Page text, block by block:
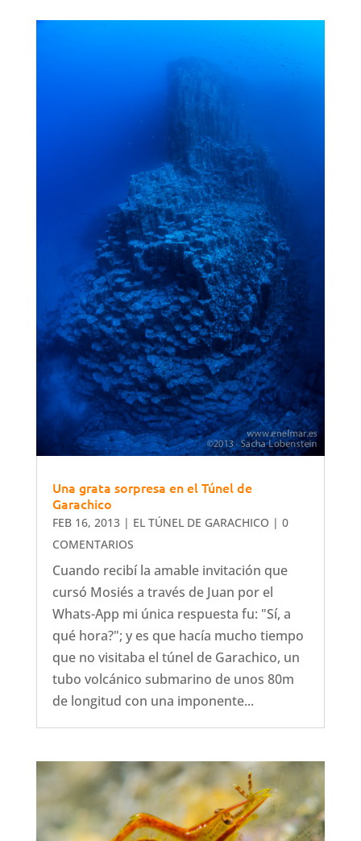
Una grata sorpresa en el Túnel de
Garachico
FEB 16, 2013| EL TÚNEL DE GARACHICO | 0
COMENTARIOS
Cuando recibí la amable invitación que
cursó Mosiés a través de Juan por el
Whats-App mi única respuesta fu: "Sí, a
qué hora?"; y es que hacía mucho tiempo
que no visitaba el túnel de Garachico, un
tubo volcánico submarino de unos 80m
de longitud con una imponente...